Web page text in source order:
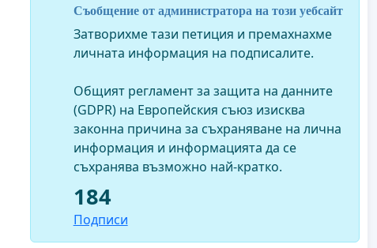
Съобщение от администратора на този уебсайт
Затворихме тази петиция и премахнахме
личната информация на подписалите.
Общият регламент за защита на данните
(GDPR) на Европейския съюз изисква
законна причина за съхраняване на лична
информация и информацията да се
съхранява възможно най-кратко.
184
Подписи